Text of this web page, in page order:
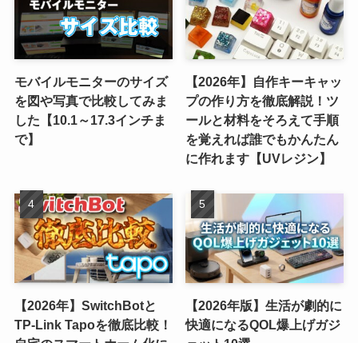
モバイルモニターのサイズ
を図や写真で比較してみま
した【10.1～17.3インチま
で】
【2026年】自作キーキャッ
プの作り方を徹底解説！ツ
ールと材料をそろえて手順
を覚えれば誰でもかんたん
に作れます【UVレジン】
【2026年】SwitchBotと
TP-Link Tapoを徹底比較！
【2026年版】生活が劇的に
快適になるQOL爆上げガジ